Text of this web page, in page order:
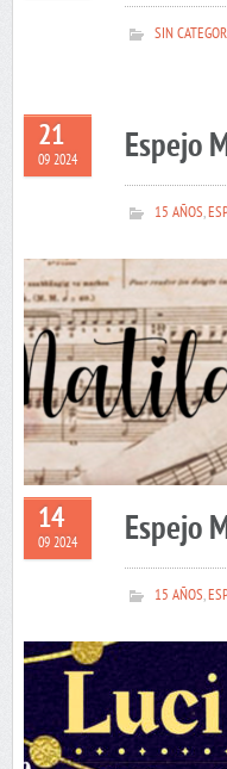
SIN
21
09 2024 Espejo
15 AÑOS,
14
09 2024 Espejo
15 AÑOS,